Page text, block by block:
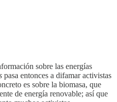
sobre las energías
pasa entonces a difamar activistas
es sobre la biomasa, que
de energía renovable; así que